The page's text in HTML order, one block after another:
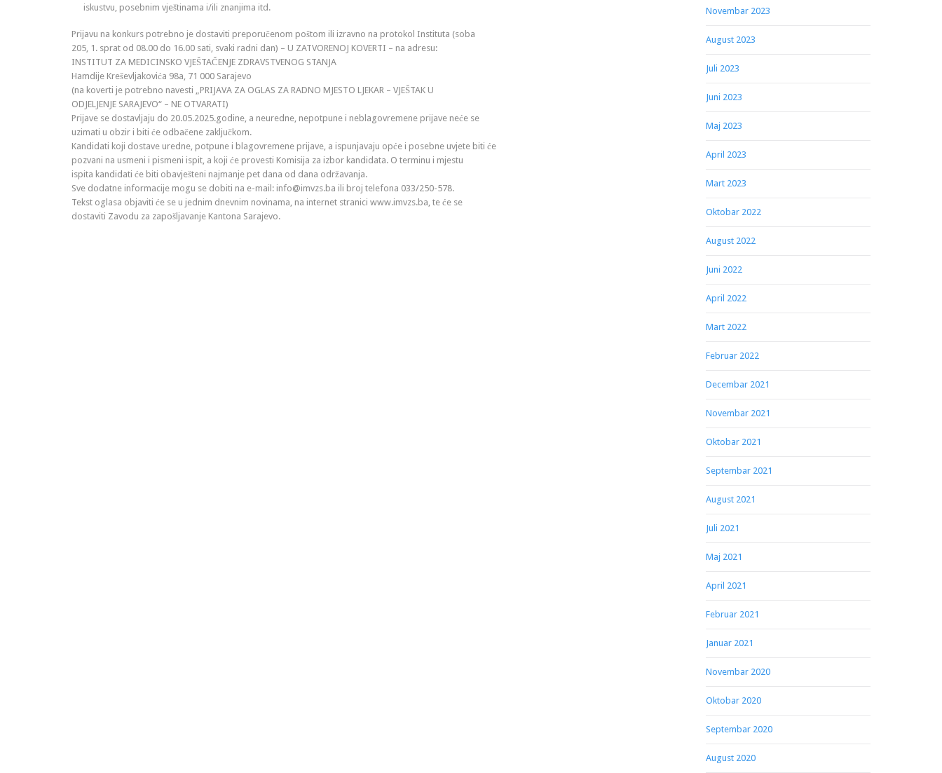
iskustvu, posebnim vještinama i/ili znanjima itd.
Prijavu na konkurs potrebno je dostaviti preporučenom poštom ili izravno na protokol Instituta (soba
205, 1. sprat od 08.00 do 16.00 sati, svaki radni dan) – U ZATVORENOJ KOVERTI – na adresu:
INSTITUT ZA MEDICINSKO VJEŠTAČENJE ZDRAVSTVENOG STANJA
Hamdije Kreševljakovića 98a, 71 000 Sarajevo
(na koverti je potrebno navesti „PRIJAVA ZA OGLAS ZA RADNO MJESTO LJEKAR – VJEŠTAK U
ODJELJENJE SARAJEVO“ – NE OTVARATI)
Prijave se dostavljaju do 20.05.2025.godine, a neuredne, nepotpune i neblagovremene prijave neće se
uzimati u obzir i biti će odbačene zaključkom.
Kandidati koji dostave uredne, potpune i blagovremene prijave, a ispunjavaju opće i posebne uvjete biti će
pozvani na usmeni i pismeni ispit, a koji će provesti Komisija za izbor kandidata. O terminu i mjestu
ispita kandidati će biti obavješteni najmanje pet dana od dana održavanja.
Sve dodatne informacije mogu se dobiti na e-mail: info@imvzs.ba ili broj telefona 033/250-578.
Tekst oglasa objaviti će se u jednim dnevnim novinama, na internet stranici www.imvzs.ba, te će se
dostaviti Zavodu za zapošljavanje Kantona Sarajevo.
Novembar 2023
August 2023
Juli 2023
Juni 2023
Maj 2023
April 2023
Mart 2023
Oktobar 2022
August 2022
Juni 2022
April 2022
Mart 2022
Februar 2022
Decembar 2021
Novembar 2021
Oktobar 2021
Septembar 2021
August 2021
Juli 2021
Maj 2021
April 2021
Februar 2021
Januar 2021
Novembar 2020
Oktobar 2020
Septembar 2020
August 2020